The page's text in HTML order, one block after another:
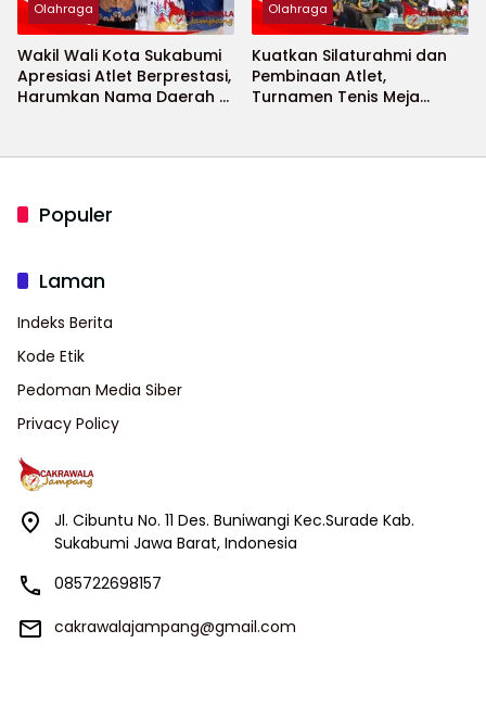
Olahraga
Wakil Wali Kota Sukabumi
Apresiasi Atlet Berprestasi,
Harumkan Nama Daerah di
Olahraga
Kuatkan Silaturahmi dan
Pembinaan Atlet,
Turnamen Tenis Meja
Populer
Laman
Indeks Berita
Kode Etik
Pedoman Media Siber
Privacy Policy
Jl. Cibuntu No. 11 Des. Buniwangi Kec.Surade Kab.
Sukabumi Jawa Barat, Indonesia
085722698157
cakrawalajampang@gmail.com